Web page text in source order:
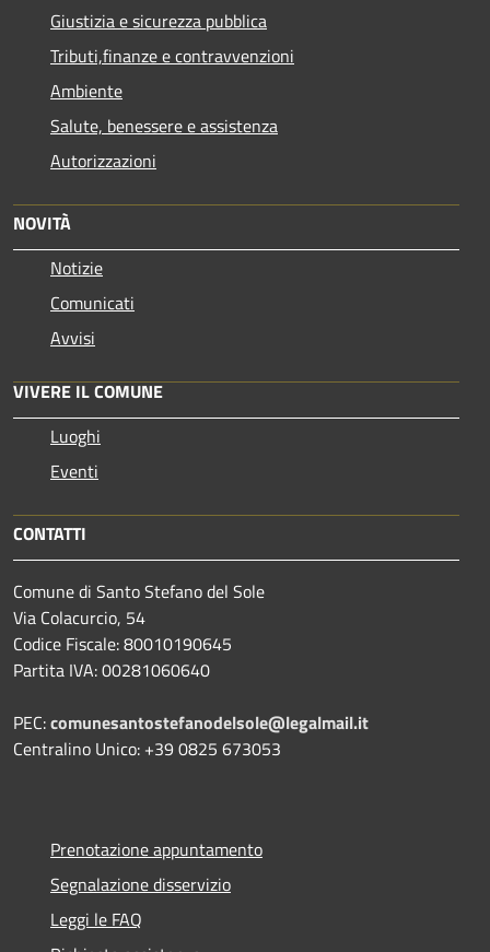
Giustizia e sicurezza pubblica
Tributi,finanze e contravvenzioni
Ambiente
Salute, benessere e assistenza
Autorizzazioni
NOVITÀ
Notizie
Comunicati
Avvisi
VIVERE IL COMUNE
Luoghi
Eventi
CONTATTI
Comune di Santo Stefano del Sole
Via Colacurcio, 54
Codice Fiscale: 80010190645
Partita IVA: 00281060640
PEC:comunesantostefanodelsole@legalmail.it
Centralino Unico: +39 0825 673053
Prenotazione appuntamento
Segnalazione disservizio
Leggi le FAQ